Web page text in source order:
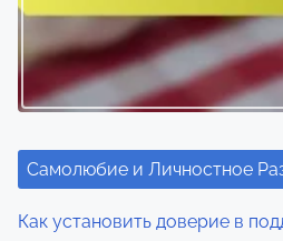
Самолюбие и Личностное
Как установить доверие в